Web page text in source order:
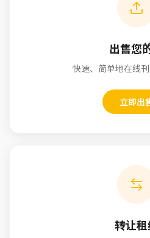
出售您
快速、简单地在线刊
立即出
转让